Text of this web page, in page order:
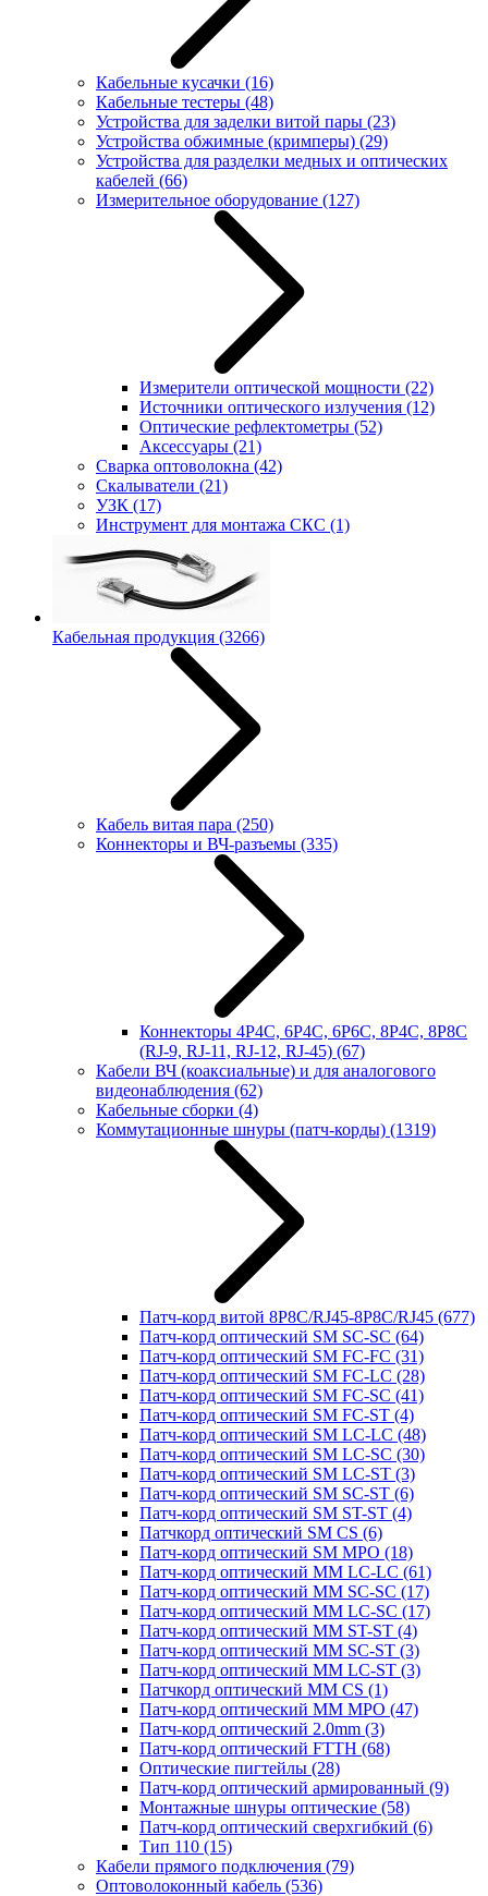
Кабельные кусачки (16)
Кабельные тестеры (48)
Устройства для заделки витой пары (23)
Устройства обжимные (кримперы) (29)
Устройства для разделки медных и оптических
кабелей (66)
Измерительное оборудование (127)
Измерители оптической мощности (22)
Источники оптического излучения (12)
Оптические рефлектометры (52)
Аксессуары (21)
Сварка оптоволокна (42)
Скалыватели (21)
УЗК (17)
Инструмент для монтажа СКС (1)
Кабельная продукция (3266)
Кабель витая пара (250)
Коннекторы и ВЧ-разъемы (335)
Коннекторы 4P4C, 6P4C, 6P6C, 8P4C, 8P8C
(RJ-9, RJ-11, RJ-12, RJ-45) (67)
Кабели ВЧ (коаксиальные) и для аналогового
видеонаблюдения (62)
Кабельные сборки (4)
Коммутационные шнуры (патч-корды) (1319)
Патч-корд витой 8P8C/RJ45-8P8C/RJ45 (677)
Патч-корд оптический SM SC-SC (64)
Патч-корд оптический SM FC-FC (31)
Патч-корд оптический SM FC-LC (28)
Патч-корд оптический SM FC-SC (41)
Патч-корд оптический SM FC-ST (4)
Патч-корд оптический SM LC-LC (48)
Патч-корд оптический SM LC-SC (30)
Патч-корд оптический SM LC-ST (3)
Патч-корд оптический SM SC-ST (6)
Патч-корд оптический SM ST-ST (4)
Патчкорд оптический SM CS (6)
Патч-корд оптический SM MPO (18)
Патч-корд оптический MM LC-LC (61)
Патч-корд оптический MM SC-SC (17)
Патч-корд оптический MM LC-SC (17)
Патч-корд оптический MM ST-ST (4)
Патч-корд оптический MM SC-ST (3)
Патч-корд оптический MM LC-ST (3)
Патчкорд оптический MM CS (1)
Патч-корд оптический MM MPO (47)
Патч-корд оптический 2.0mm (3)
Патч-корд оптический FTTH (68)
Оптические пигтейлы (28)
Патч-корд оптический армированный (9)
Монтажные шнуры оптические (58)
Патч-корд оптический сверхгибкий (6)
Тип 110 (15)
Кабели прямого подключения (79)
Оптоволоконный кабель (536)